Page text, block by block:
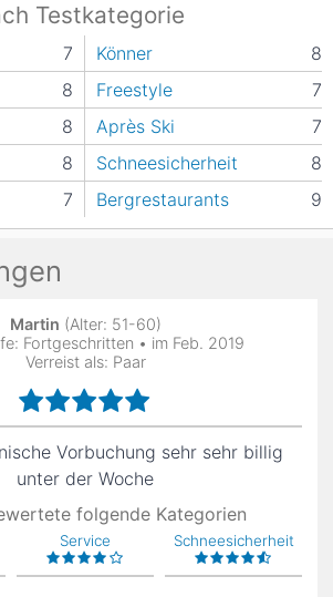
Testkategorie
7 Könner
8
8 Freestyle
7
8 Après Ski
7
8 Schneesicherheit
8
7 Bergrestaurants 9
Martin (Alter: 51-60)
Fortgeschritten • im Feb. 2019
Verreist als: Paar
Vorbuchung sehr sehr billig
unter der Woche
folgende Kategorien
Service Schneesicherheit